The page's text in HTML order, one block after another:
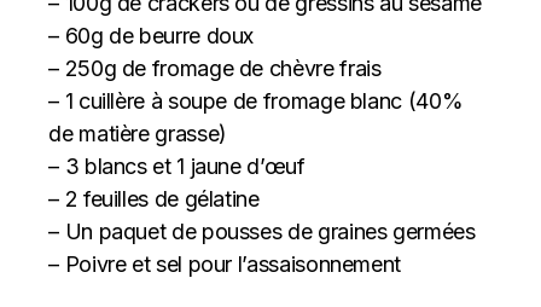
– 60g de beurre doux
– 250g de fromage de chèvre frais
– 1 cuillère à soupe de fromage blanc (40%
de matière grasse)
– 3 blancs et 1 jaune d’œuf
– 2 feuilles de gélatine
– Un paquet de pousses de graines germées
– Poivre et sel pour l’assaisonnement